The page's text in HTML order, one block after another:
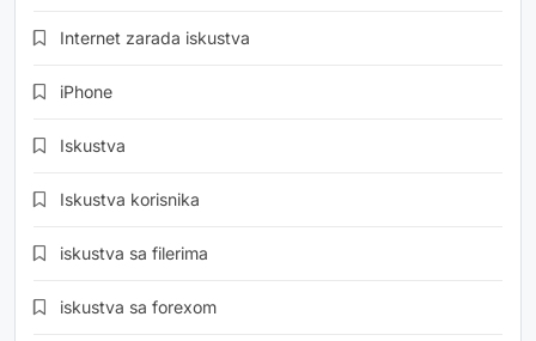
Internet zarada iskustva
iPhone
Iskustva
Iskustva korisnika
iskustva sa filerima
iskustva sa forexom